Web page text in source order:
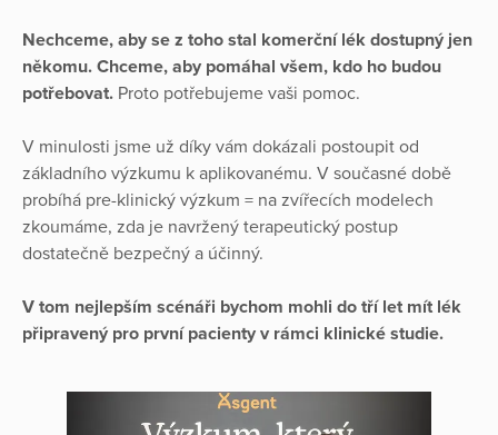
Nechceme, aby se z toho stal komerční lék dostupný jen
někomu. Chceme, aby pomáhal všem, kdo ho budou
potřebovat. Proto potřebujeme vaši pomoc.
V minulosti jsme už díky vám dokázali postoupit od
základního výzkumu k aplikovanému. V současné době
probíhá pre-klinický výzkum = na zvířecích modelech
zkoumáme, zda je navržený terapeutický postup
dostatečně bezpečný a účinný.
V tom nejlepším scénáři bychom mohli do tří let mít lék
připravený pro první pacienty v rámci klinické studie.